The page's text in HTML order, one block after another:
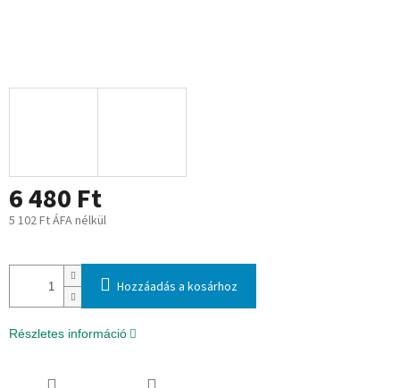
6 480 Ft
5 102 Ft ÁFA nélkül
Hozzáadás a kosárhoz
Részletes információ